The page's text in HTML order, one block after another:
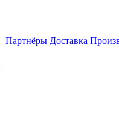
Партнёры Доставка